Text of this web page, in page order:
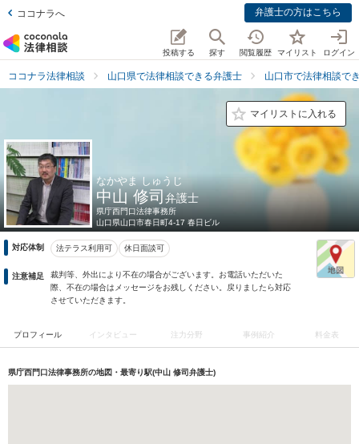
ココナラへ 弁護士の方はこちら
投稿する 探す 閲覧履歴 マイリスト ログイン
ココナラ法律相談 山口県で法律相談できる弁護士 山口市で法律相談で
マイリストに入れる
なかやま しゅうじ
中山 修司弁護士
県庁西門口法律事務所
山口県山口市春日町4-17 春日ビル
対応体制 法テラス利用可 休日面談可
注意補足
裁判等、外出により不在の場合がございます。お電話いただいた
際、不在の場合はメッセージをお残しください。戻りましたら対応
させていただきます。
プロフィール インタビュー 注力分野 事例紹介 料金表
県庁西門口法律事務所の地図・最寄り駅(中山 修司弁護士)